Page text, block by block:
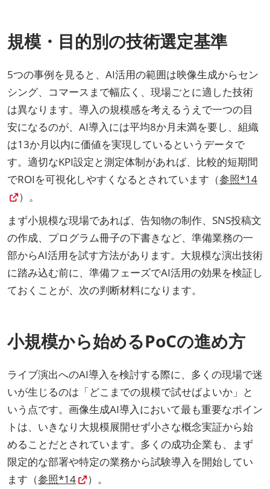
規模・目的別の技術選定基準
5つの事例を見ると、AI活用の範囲は映像生成からセン
シング、コマースまで幅広く、現場ごとに適した技術
は異なります。導入の規模感を考えるうえで一つの目
安になるのが、AI導入には平均8か月未満を要し、組織
は13か月以内に価値を実現しているというデータで
す。適切なKPI設定と測定体制があれば、比較的短期間
でROIを可視化しやすくなるとされています（参照*14
）。
まず小規模な現場であれば、告知物の制作、SNS投稿文
の作成、プログラム冊子の下書きなど、準備業務の一
部からAI活用を試す方法があります。大規模な演出技術
に踏み込む前に、準備フェーズでAI活用の効果を検証し
ておくことが、次の判断材料になります。
小規模から始めるPoCの進め方
ライブ演出へのAI導入を検討する際に、多くの現場で迷
いが生じるのは「どこまでの規模で試せばよいか」と
いう点です。画像生成AI導入において最も重要なポイン
トは、いきなり大規模展開せず小さな概念実証から始
めることだとされています。多くの成功企業も、まず
限定的な部署や特定の業務から試験導入を開始してい
ます（参照*14 ）。